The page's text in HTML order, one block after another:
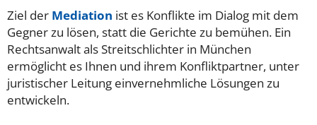
Ziel der Mediation ist es Konflikte im Dialog mit dem
Gegner zu lösen, statt die Gerichte zu bemühen. Ein
Rechtsanwalt als Streitschlichter in München
ermöglicht es Ihnen und ihrem Konfliktpartner, unter
juristischer Leitung einvernehmliche Lösungen zu
entwickeln.